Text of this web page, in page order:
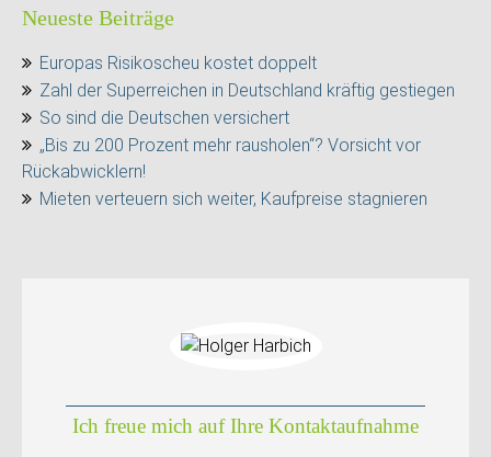
Neueste Beiträge
Europas Risikoscheu kostet doppelt
Zahl der Superreichen in Deutschland kräftig gestiegen
So sind die Deutschen versichert
„Bis zu 200 Prozent mehr rausholen“? Vorsicht vor
Rückabwicklern!
Mieten verteuern sich weiter, Kaufpreise stagnieren
Ich freue mich auf Ihre Kontaktaufnahme